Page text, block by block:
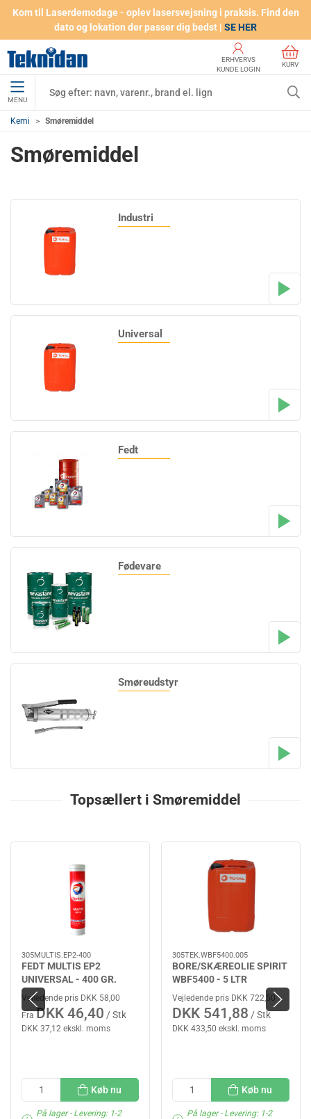
Kom til Laserdemodage - oplev lasersvejsning i praksis. Find den
dato og lokation der passer dig bedst | SE HER
ERHVERVS
KUNDE LOGIN
KURV
MENU
Kemi Smøremiddel
Smøremiddel
Industri
Universal
Fedt
Fødevare
Smøreudstyr
Topsællert i Smøremiddel
305MULTIS.EP2-400
FEDT MULTIS EP2
UNIVERSAL - 400 GR.
TOTAL
Vejledende pris DKK 58,00
Fra DKK 46,40 / Stk
DKK 37,12 ekskl. moms
Køb nu
På lager- Levering: 1-2
305TEK.WBF5400.005
BORE/SKÆREOLIE SPIRIT
WBF5400 - 5 LTR
TEKNIDAN
Vejledende pris DKK 722,50
DKK 541,88 / Stk
DKK 433,50 ekskl. moms
Køb nu
På lager- Levering: 1-2